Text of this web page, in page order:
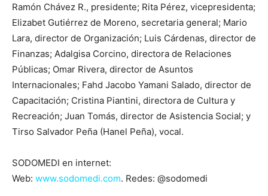
Ramón Chávez R., presidente; Rita Pérez, vicepresidenta;
Elizabet Gutiérrez de Moreno, secretaria general; Mario
Lara, director de Organización; Luis Cárdenas, director de
Finanzas; Adalgisa Corcino, directora de Relaciones
Públicas; Omar Rivera, director de Asuntos
Internacionales; Fahd Jacobo Yamani Salado, director de
Capacitación; Cristina Piantini, directora de Cultura y
Recreación; Juan Tomás, director de Asistencia Social; y
Tirso Salvador Peña (Hanel Peña), vocal.
SODOMEDI en internet:
Web: www.sodomedi.com. Redes: @sodomedi